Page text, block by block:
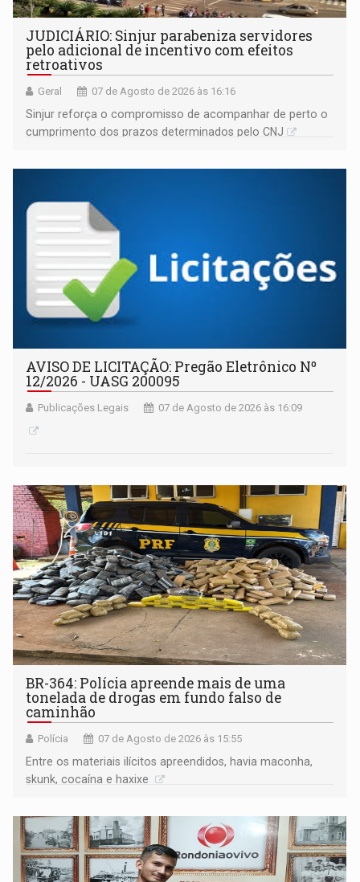
JUDICIÁRIO: Sinjur parabeniza servidores
pelo adicional de incentivo com efeitos
retroativos
Geral 07 de Agosto de 2026 às 16:16
Sinjur reforça o compromisso de acompanhar de perto o
cumprimento dos prazos determinados pelo CNJ
AVISO DE LICITAÇÃO: Pregão Eletrônico Nº
12/2026 - UASG 200095
Publicações Legais 07 de Agosto de 2026 às 16:09
BR-364: Polícia apreende mais de uma
tonelada de drogas em fundo falso de
caminhão
Polícia 07 de Agosto de 2026 às 15:55
Entre os materiais ilícitos apreendidos, havia maconha,
skunk, cocaína e haxixe